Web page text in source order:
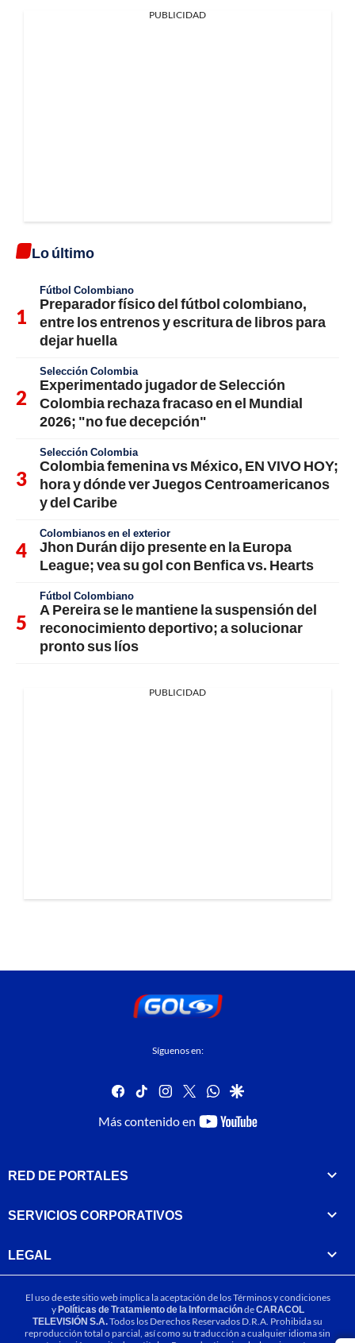
PUBLICIDAD
Lo último
Fútbol Colombiano
Preparador físico del fútbol colombiano,
entre los entrenos y escritura de libros para
dejar huella
Selección Colombia
Experimentado jugador de Selección
Colombia rechaza fracaso en el Mundial
2026; "no fue decepción"
Selección Colombia
Colombia femenina vs México, EN VIVO HOY;
hora y dónde ver Juegos Centroamericanos
y del Caribe
Colombianos en el exterior
Jhon Durán dijo presente en la Europa
League; vea su gol con Benfica vs. Hearts
Fútbol Colombiano
A Pereira se le mantiene la suspensión del
reconocimiento deportivo; a solucionar
pronto sus líos
PUBLICIDAD
Síguenos en:
facebook
tiktok instagram
twitterwhatsapp
google
Más contenido en
youtube-
RED DE PORTALES
SERVICIOS CORPORATIVOS
LEGAL
El uso de este sitio web implica la aceptación de losTérminos y condiciones
yPolíticas de Tratamiento de la InformacióndeCARACOL
TELEVISIÓN S.A.Todos los Derechos Reservados D.R.A. Prohibida su
reproducción total o parcial, así como su traducción a cualquier idioma sin